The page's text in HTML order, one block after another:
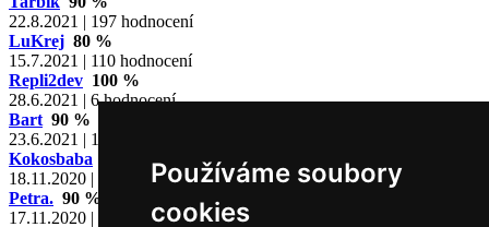
Používáme soubory
cookies
22.8.2021 | 197 hodnocení
LuKrej 80 %
15.7.2021 | 110 hodnocení
Repli2dev 100 %
28.6.2021 | 6 hodnocení
Bart 90 %
23.6.2021 | 11 hodnocení
Kokosbaba
18.11.2020 | 131 hodnocení
Petra. 90 %
17.11.2020 | 60 hodnocení